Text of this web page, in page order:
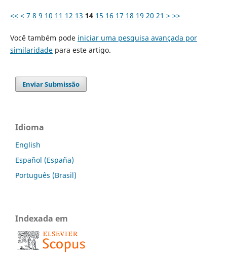
<< < 7 8 9 10 11 12 13 14 15 16 17 18 19 20 21 > >>
Você também pode iniciar uma pesquisa avançada por
similaridadepara este artigo.
Enviar Submissão
Idioma
English
Español (España)
Português (Brasil)
Indexada em